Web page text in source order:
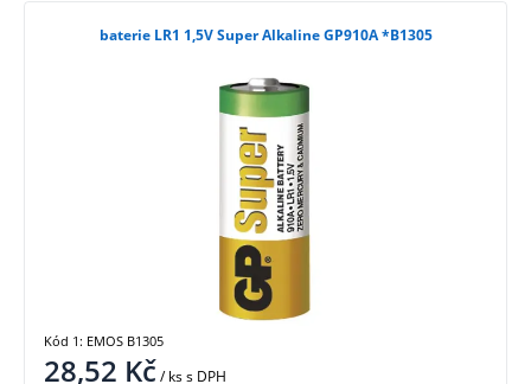
baterie LR1 1,5V Super Alkaline GP910A *B1305
28,52 Kč/ kss DPH
Kód 1: EMOS B1305